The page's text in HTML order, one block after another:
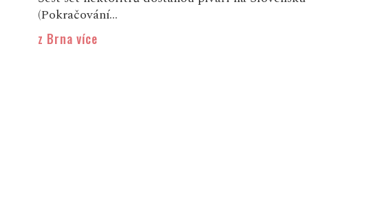
(Pokračování...
z Brna více